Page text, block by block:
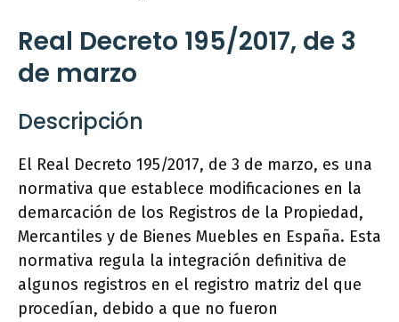
Real Decreto 195/2017, de 3
de marzo
Descripción
El Real Decreto 195/2017, de 3 de marzo, es una
normativa que establece modificaciones en la
demarcación de los Registros de la Propiedad,
Mercantiles y de Bienes Muebles en España. Esta
normativa regula la integración definitiva de
algunos registros en el registro matriz del que
procedían, debido a que no fueron